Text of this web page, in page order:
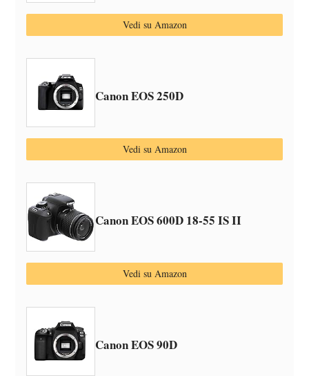
Vedi su Amazon
Canon EOS 250D
Vedi su Amazon
Canon EOS 600D 18-55 IS II
Vedi su Amazon
Canon EOS 90D